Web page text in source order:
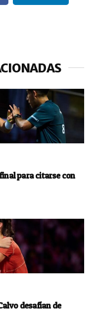
para citarse con
desafían de